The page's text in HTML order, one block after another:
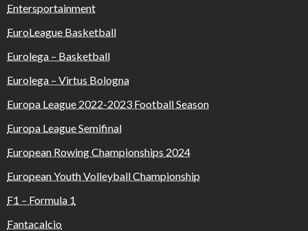
Entersportainment
EuroLeague Basketball
Eurolega – Basketball
Eurolega – Virtus Bologna
Europa League 2022-2023 Football Season
Europa League Semifinal
European Rowing Championships 2024
European Youth Volleyball Championship
F1 – Formula 1
Fantacalcio